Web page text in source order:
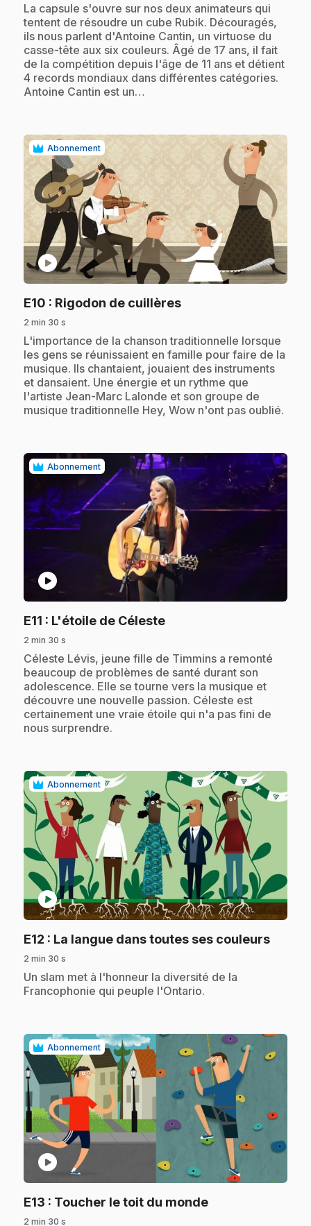
.La capsule s'ouvre sur nos deux animateurs qui
tentent de résoudre un cube Rubik. Découragés,
ils nous parlent d'Antoine Cantin, un virtuose du
casse-tête aux six couleurs. Âgé de 17 ans, il fait
de la compétition depuis l'âge de 11 ans et détient
4 records mondiaux dans différentes catégories.
Antoine Cantin est un…
Abonnement
play_circle
E10 : Rigodon de cuillères.
2 min 30 s
.L'importance de la chanson traditionnelle lorsque
les gens se réunissaient en famille pour faire de la
musique. Ils chantaient, jouaient des instruments
et dansaient. Une énergie et un rythme que
l'artiste Jean-Marc Lalonde et son groupe de
musique traditionnelle Hey, Wow n'ont pas oublié.
Abonnement
play_circle
E11 : L'étoile de Céleste.
2 min 30 s
.Céleste Lévis, jeune fille de Timmins a remonté
beaucoup de problèmes de santé durant son
adolescence. Elle se tourne vers la musique et
découvre une nouvelle passion. Céleste est
certainement une vraie étoile qui n'a pas fini de
nous surprendre.
Abonnement
play_circle
E12 : La langue dans toutes ses couleurs.
2 min 30 s
.Un slam met à l'honneur la diversité de la
Francophonie qui peuple l'Ontario.
Abonnement
play_circle
E13 : Toucher le toit du monde.
2 min 30 s